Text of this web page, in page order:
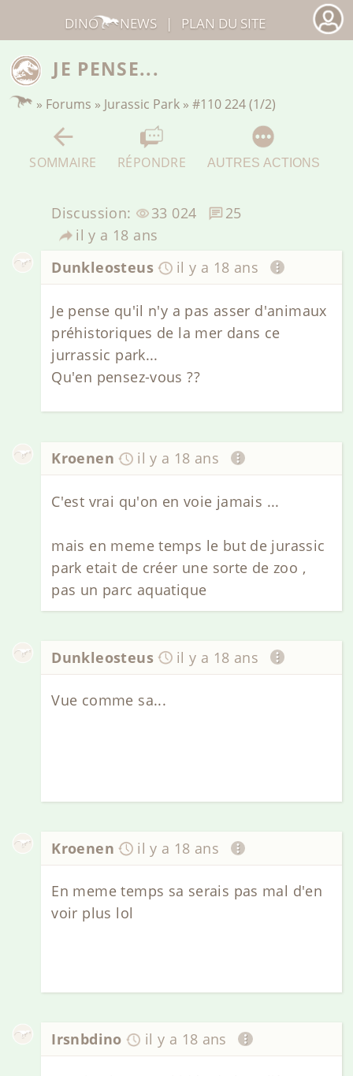
JE PENSE...
» Forums » Jurassic Park »#110 224 (1/2)
SOMMAIRE RÉPONDRE AUTRES ACTIONS
Discussion: 33 024
25
il y a 18 ans
Dunkleosteus
il y a 18 ans
Je pense qu'il n'y a pas asser d'animaux
préhistoriques de la mer dans ce
jurrassic park...
Qu'en pensez-vous ??
Kroenen il y a 18 ans
C'est vrai qu'on en voie jamais ...
mais en meme temps le but de jurassic
park etait de créer une sorte de zoo ,
pas un parc aquatique
Dunkleosteus il y a 18 ans
Vue comme sa...
Kroenen il y a 18 ans
En meme temps sa serais pas mal d'en
voir plus lol
Irsnbdino il y a 18 ans
DINO NEWS | PLAN DU SITE